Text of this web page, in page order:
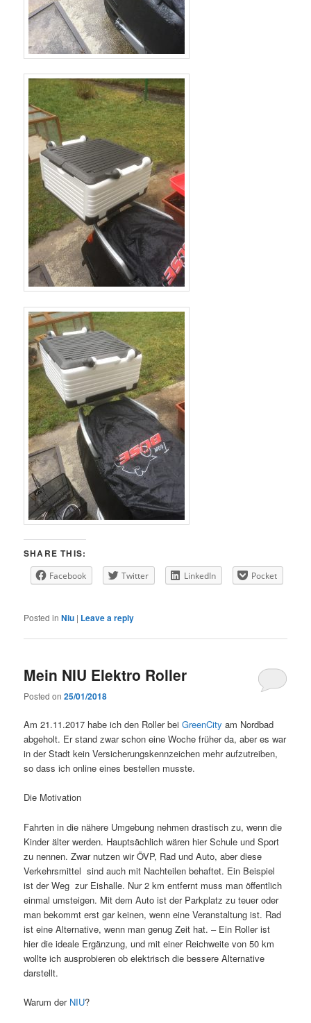
SHARE THIS:
Facebook Twitter LinkedIn Pocket
Posted in Niu | Leave a reply
Mein NIU Elektro Roller
Posted on25/01/2018
Am 21.11.2017 habe ich den Roller beiGreenCity am Nordbad
abgeholt. Er stand zwar schon eine Woche früher da, aber es war
in der Stadt kein Versicherungskennzeichen mehr aufzutreiben,
so dass ich online eines bestellen musste.
Die Motivation
Fahrten in die nähere Umgebung nehmen drastisch zu, wenn die
Kinder älter werden. Hauptsächlich wären hier Schule und Sport
zu nennen. Zwar nutzen wir ÖVP, Rad und Auto, aber diese
Verkehrsmittel sind auch mit Nachteilen behaftet. Ein Beispiel
ist der Weg zur Eishalle. Nur 2 km entfernt muss man öffentlich
einmal umsteigen. Mit dem Auto ist der Parkplatz zu teuer oder
man bekommt erst gar keinen, wenn eine Veranstaltung ist. Rad
ist eine Alternative, wenn man genug Zeit hat. – Ein Roller ist
hier die ideale Ergänzung, und mit einer Reichweite von 50 km
wollte ich ausprobieren ob elektrisch die bessere Alternative
darstellt.
Warum der NIU?